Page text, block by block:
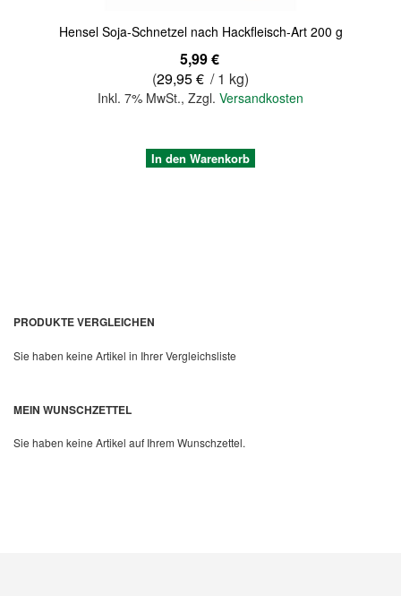
Hensel Soja-Schnetzel nach Hackfleisch-Art 200 g
5,99 €
(29,95 € / 1 kg)
Inkl. 7% MwSt., Zzgl. Versandkosten
Quickview
In den Warenkorb
PRODUKTE VERGLEICHEN
Sie haben keine Artikel in Ihrer Vergleichsliste
MEIN WUNSCHZETTEL
Sie haben keine Artikel auf Ihrem Wunschzettel.